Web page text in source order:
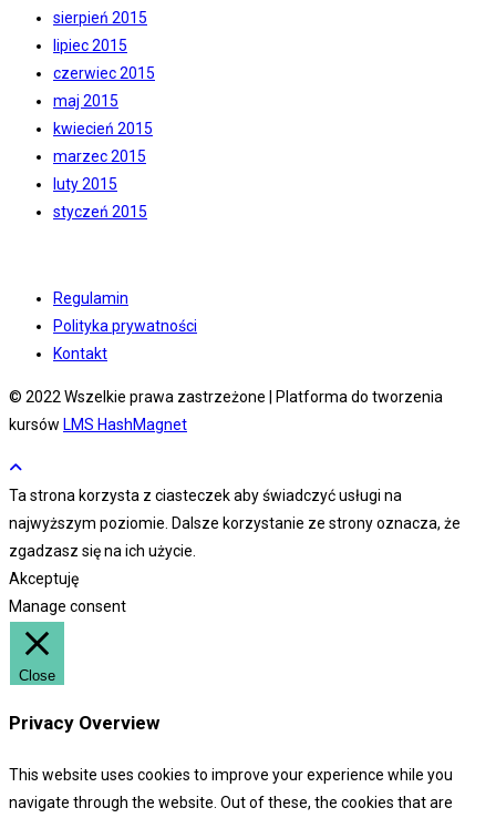
sierpień 2015
lipiec 2015
czerwiec 2015
maj 2015
kwiecień 2015
marzec 2015
luty 2015
styczeń 2015
Regulamin
Polityka prywatności
Kontakt
© 2022 Wszelkie prawa zastrzeżone | Platforma do tworzenia
kursów LMS HashMagnet
Ta strona korzysta z ciasteczek aby świadczyć usługi na
najwyższym poziomie. Dalsze korzystanie ze strony oznacza, że
zgadzasz się na ich użycie.
Akceptuję
Manage consent
Close
Privacy Overview
This website uses cookies to improve your experience while you
navigate through the website. Out of these, the cookies that are